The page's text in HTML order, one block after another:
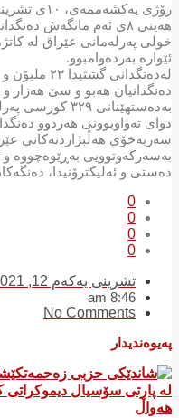
رۆژی
هەینی ٨ی ئەم مانگەش
ئێوارە بەردەوامبوو.
بەدەستهێنانی ٣٢٩ کورسی پەرلەمانی عێراق دەكرد.
دوای تەواوبوونی هەردوو
سەربەخۆی هەڵبژاردنەکانی
بەسەرکەوتوویی بەڕێوەچووە و
دەستی و ئەلیکترۆنیدا،
0
0
0
0
تشرینی یەکەم 12, 2021
8:46 am
No Comments
پەیوەندیدار
هەواڵ